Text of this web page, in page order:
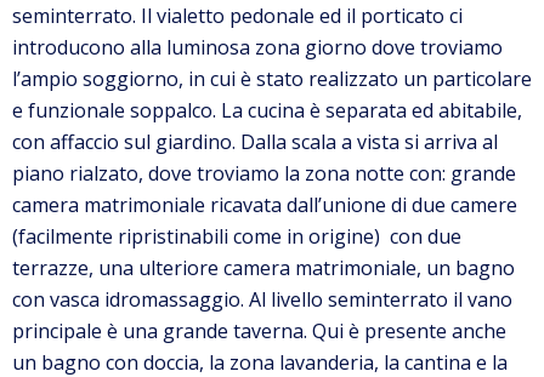
seminterrato. Il vialetto pedonale ed il porticato ci
introducono alla luminosa zona giorno dove troviamo
l’ampio soggiorno, in cui è stato realizzato un particolare
e funzionale soppalco. La cucina è separata ed abitabile,
con affaccio sul giardino. Dalla scala a vista si arriva al
piano rialzato, dove troviamo la zona notte con: grande
camera matrimoniale ricavata dall’unione di due camere
(facilmente ripristinabili come in origine) con due
terrazze, una ulteriore camera matrimoniale, un bagno
con vasca idromassaggio. Al livello seminterrato il vano
principale è una grande taverna. Qui è presente anche
un bagno con doccia, la zona lavanderia, la cantina e la